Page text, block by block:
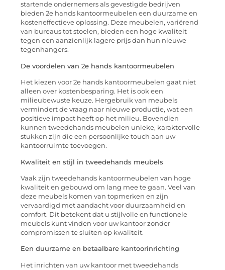
startende ondernemers als gevestigde bedrijven
bieden 2e hands kantoormeubelen een duurzame en
kosteneffectieve oplossing. Deze meubelen, variërend
van bureaus tot stoelen, bieden een hoge kwaliteit
tegen een aanzienlijk lagere prijs dan hun nieuwe
tegenhangers.
De voordelen van 2e hands kantoormeubelen
Het kiezen voor 2e hands kantoormeubelen gaat niet
alleen over kostenbesparing. Het is ook een
milieubewuste keuze. Hergebruik van meubels
vermindert de vraag naar nieuwe productie, wat een
positieve impact heeft op het milieu. Bovendien
kunnen tweedehands meubelen unieke, karaktervolle
stukken zijn die een persoonlijke touch aan uw
kantoorruimte toevoegen.
Kwaliteit en stijl in tweedehands meubels
Vaak zijn tweedehands kantoormeubelen van hoge
kwaliteit en gebouwd om lang mee te gaan. Veel van
deze meubels komen van topmerken en zijn
vervaardigd met aandacht voor duurzaamheid en
comfort. Dit betekent dat u stijlvolle en functionele
meubels kunt vinden voor uw kantoor zonder
compromissen te sluiten op kwaliteit.
Een duurzame en betaalbare kantoorinrichting
Het inrichten van uw kantoor met tweedehands